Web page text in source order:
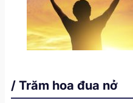
/ Trăm hoa đua nở